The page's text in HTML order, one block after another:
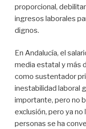
proporcional,
ingresos laborales
dignos.
En Andalucía, el
media estatal y más
como sustentador
inestabilidad laboral
importante, pero no
exclusión, pero ya no
personas se ha